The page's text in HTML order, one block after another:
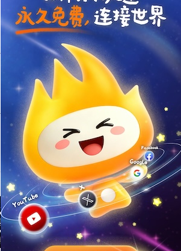
反对
反对[0]
风驰加速器 旋风加速器
八戒看书
的nvp加速器
飞狗加速器
quickq
洋葱加速器
极光加速器 猎豹加速器官网